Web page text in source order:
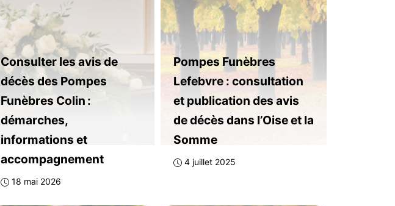
Consulter les avis de
décès des Pompes
Funèbres Colin :
démarches,
informations et
accompagnement
18 mai 2026
Pompes Funèbres
Lefebvre : consultation
et publication des avis
de décès dans l’Oise et la
Somme
4 juillet 2025